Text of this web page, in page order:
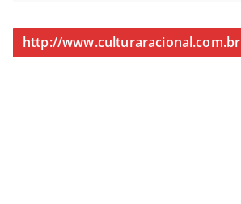
http://www.culturaracional.com.br